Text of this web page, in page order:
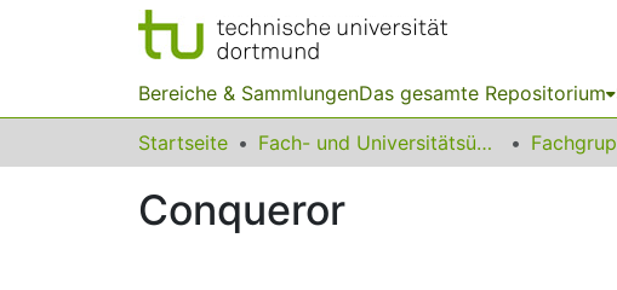
Bereiche & SammlungenDas gesamte Repositorium
Startseite Fach- und Universitätsübergreifendes
Conqueror